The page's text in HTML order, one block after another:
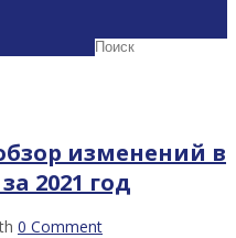
изменений в
2021 год
0 Comment